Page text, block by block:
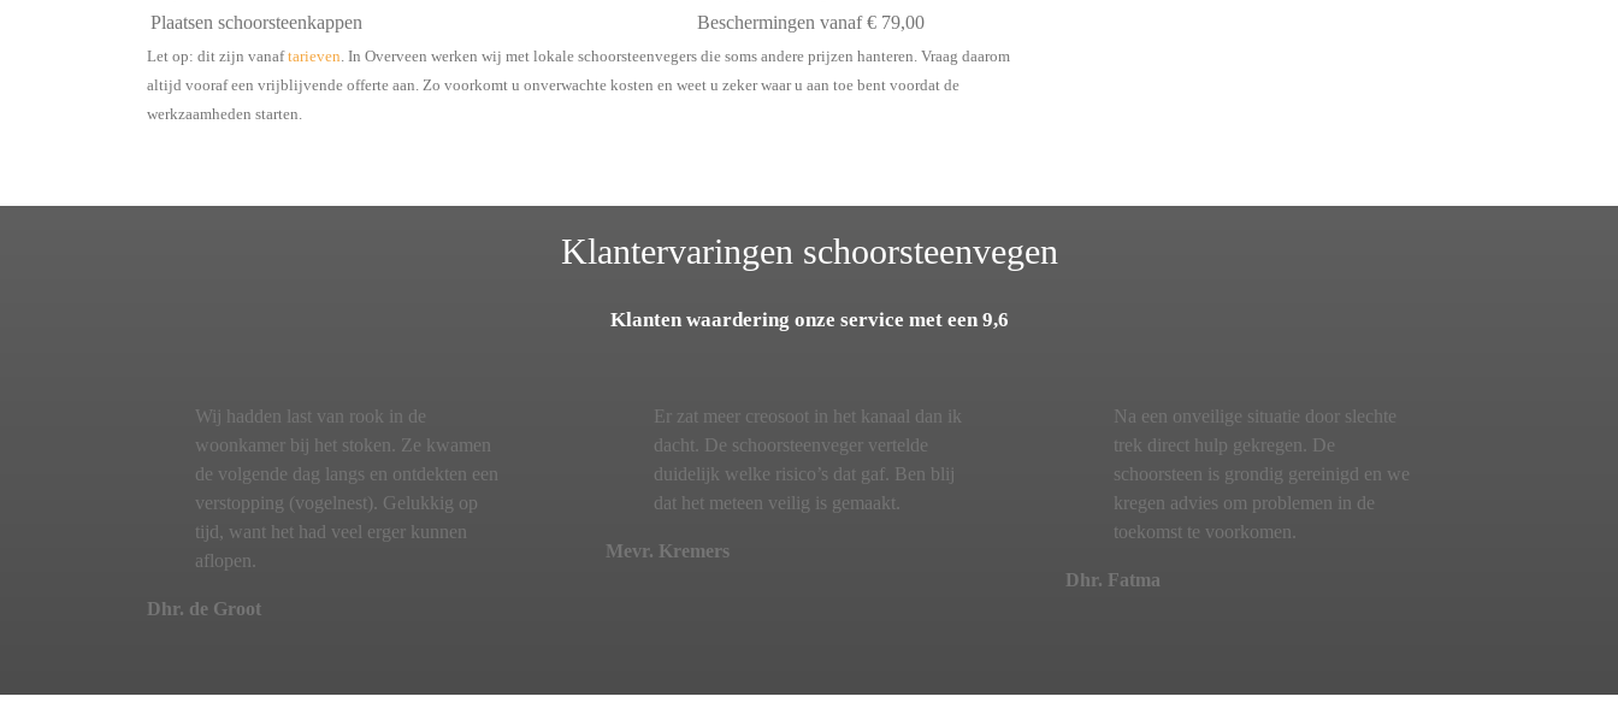
Plaatsen schoorsteenkappen
Beschermingen vanaf € 79,00
Let op: dit zijn vanaftarieven . In Overveen werken wij met lokale schoorsteenvegers die soms andere prijzen hanteren. Vraag daarom
altijd vooraf een vrijblijvende offerte aan. Zo voorkomt u onverwachte kosten en weet u zeker waar u aan toe bent voordat de
werkzaamheden starten.
Klantervaringen schoorsteenvegen
Klanten waardering onze service met een 9,6
Wij hadden last van rook in de
woonkamer bij het stoken. Ze kwamen
de volgende dag langs en ontdekten een
verstopping (vogelnest). Gelukkig op
tijd, want het had veel erger kunnen
aflopen.
Dhr. de Groot
Er zat meer creosoot in het kanaal dan ik
dacht. De schoorsteenveger vertelde
duidelijk welke risico’s dat gaf. Ben blij
dat het meteen veilig is gemaakt.
Mevr. Kremers
Na een onveilige situatie door slechte
trek direct hulp gekregen. De
schoorsteen is grondig gereinigd en we
kregen advies om problemen in de
toekomst te voorkomen.
Dhr. Fatma